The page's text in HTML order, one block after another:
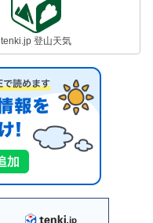
tenki.jp 登山天気